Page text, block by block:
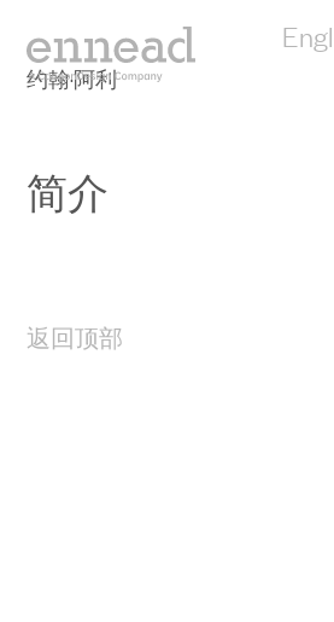
约翰·阿利
简介
返回顶部